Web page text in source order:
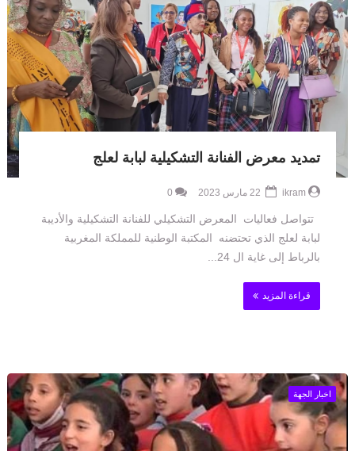
تمديد معرض الفنانة التشكيلية لبابة لعلج
ikram
0
تتواصل فعاليات المعرض التشكيلي للفنانة التشكيلية والأديبة
لبابة لعلج الذي تحتضنه المكتبة الوطنية للمملكة المغربية
بالرباط إلى غاية ال 24...
قراءة المزيد
اخبار الجهة